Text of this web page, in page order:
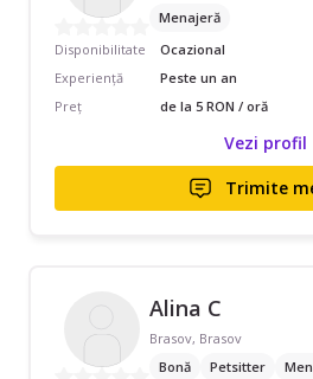
Menajeră
Disponibilitate
Ocazional
Experiență
Peste un an
Preț
de la 5 RON / oră
Vezi profil
Trimite
Alina C
Brasov, Brasov
Bonă
Petsitter